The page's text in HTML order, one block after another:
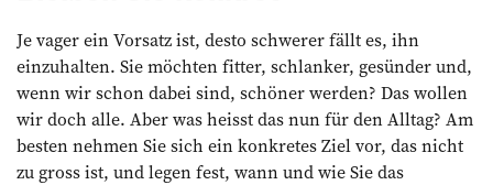
Je vager ein Vorsatz ist, desto schwerer fällt es, ihn
einzuhalten. Sie möchten fitter, schlanker, gesünder und,
wenn wir schon dabei sind, schöner werden? Das wollen
wir doch alle. Aber was heisst das nun für den Alltag? Am
besten nehmen Sie sich ein konkretes Ziel vor, das nicht
zu gross ist, und legen fest, wann und wie Sie das